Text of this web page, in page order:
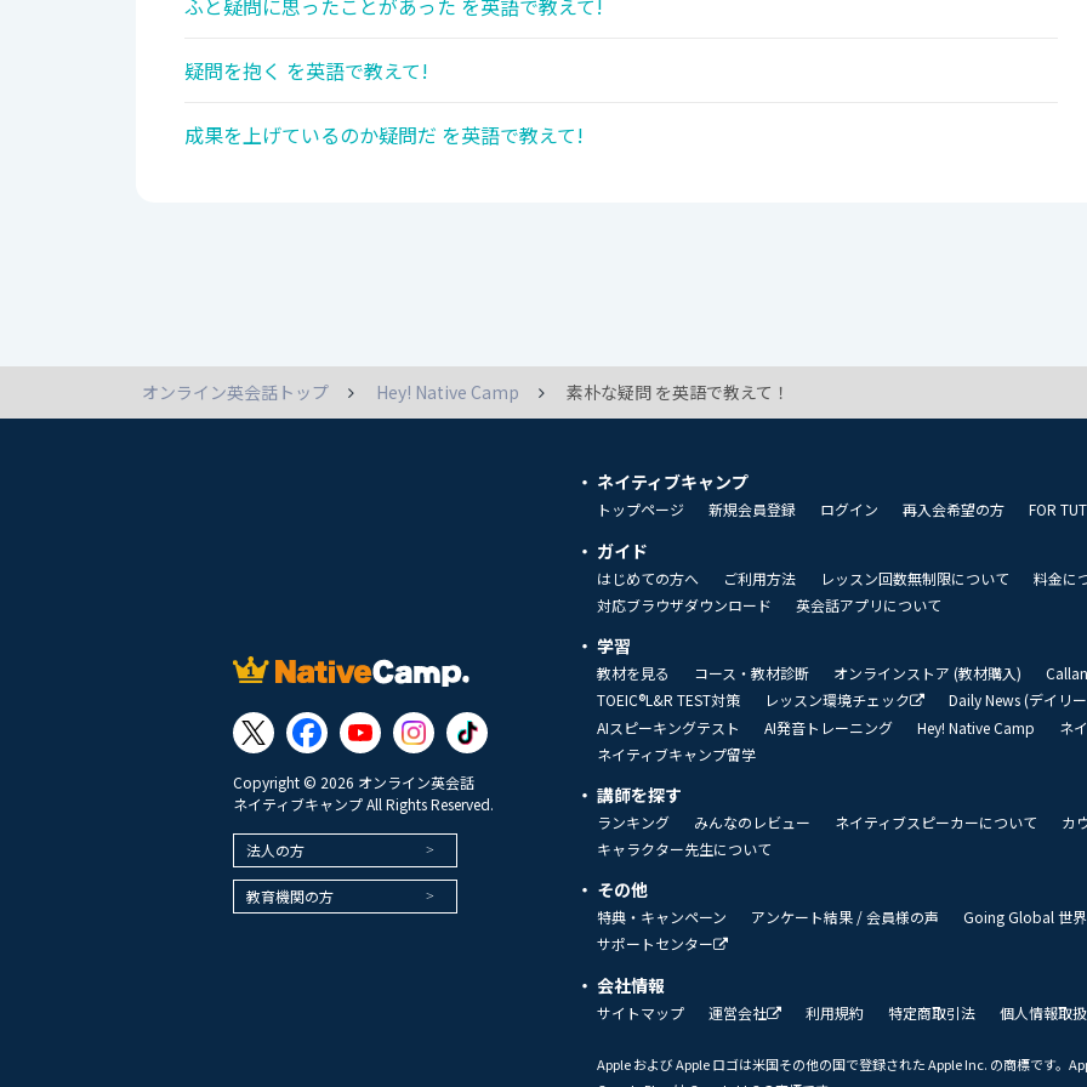
ふと疑問に思ったことがあった を英語で教えて!
疑問を抱く を英語で教えて!
成果を上げているのか疑問だ を英語で教えて!
オンライン英会話トップ Hey! Native Camp 素朴な疑問 を英語で教えて！
Copyright © 2026 オンライン英会話
ネイティブキャンプ All Rights Reserved.
法人の方
教育機関の方
ネイティブキャンプ
トップページ 新規会員登録 ログイン 再入会希望の方 FOR
ガイド
はじめての方へ ご利用方法 レッスン回数無制限について
料金に
対応ブラウザダウンロード
英会話アプリについて
学習
教材を見る コース・教材診断 オンラインストア (教材購入)
TOEIC®L&R TEST対策
レッスン環境チェック
Daily News (デイリ
AIスピーキングテスト
AI発音トレーニング Hey! Native Camp
ネ
ネイティブキャンプ留学
講師を探す
ランキング みんなのレビュー ネイティブスピーカーについて
カ
キャラクター先生について
その他
特典・キャンペーン アンケート結果 / 会員様の声
Going Global 世
サポートセンター
会社情報
サイトマップ 運営会社 利用規約 特定商取引法 個人情報取
Apple および Apple ロゴは米国その他の国で登録された Apple Inc. の商標です。